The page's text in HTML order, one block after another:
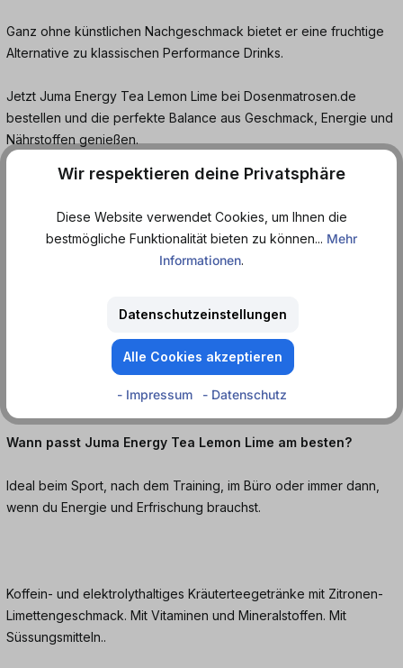
Ganz ohne künstlichen Nachgeschmack bietet er eine fruchtige
Alternative zu klassischen Performance Drinks.
Jetzt Juma Energy Tea Lemon Lime bei Dosenmatrosen.de
bestellen und die perfekte Balance aus Geschmack, Energie und
Nährstoffen genießen.
Häufige Fragen:
Wie schmeckt Juma Energy Tea Lemon Lime?
Er schmeckt frisch, leicht säuerlich und fruchtig mit natürlichem
Er enthält Tee-Extrakt, Elektrolyte, Vitamine und Mineralstoffe und
bietet dadurch natürliche Energie und Erfrischung in einem.
Wann passt Juma Energy Tea Lemon Lime am besten?
Ideal beim Sport, nach dem Training, im Büro oder immer dann,
wenn du Energie und Erfrischung brauchst.
Koffein- und elektrolythaltiges Kräuterteegetränke mit Zitronen-
Limettengeschmack. Mit Vitaminen und Mineralstoffen. Mit
Süssungsmitteln..
Wir respektieren deine Privatsphäre
Diese Website verwendet Cookies, um Ihnen die
bestmögliche Funktionalität bieten zu können... Mehr
Informationen.
Datenschutzeinstellungen
Alle Cookies akzeptieren
- Impressum - Datenschutz